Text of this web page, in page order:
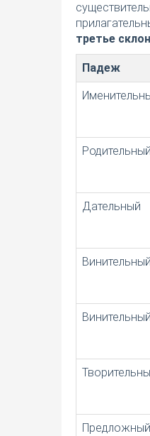
третье
Падеж
Родительный
Дательный
Предложный